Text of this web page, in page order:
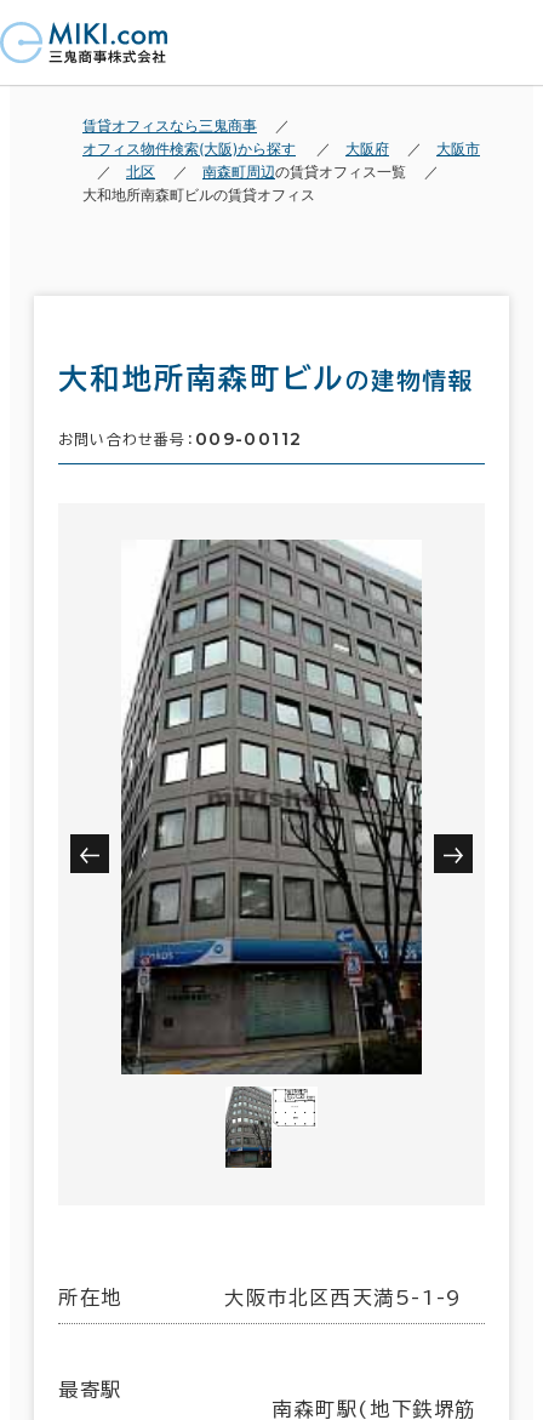
賃貸オフィスなら三鬼商事
オフィス物件検索(大阪)から探す
大阪府
大阪市
北区
南森町周辺の賃貸オフィス一覧
大和地所南森町ビルの賃貸オフィス
大和地所南森町ビルの建物情報
お問い合わせ番号： 009-00112
所在地 大阪市北区西天満5-1-9
最寄駅
南森町駅(地下鉄堺筋